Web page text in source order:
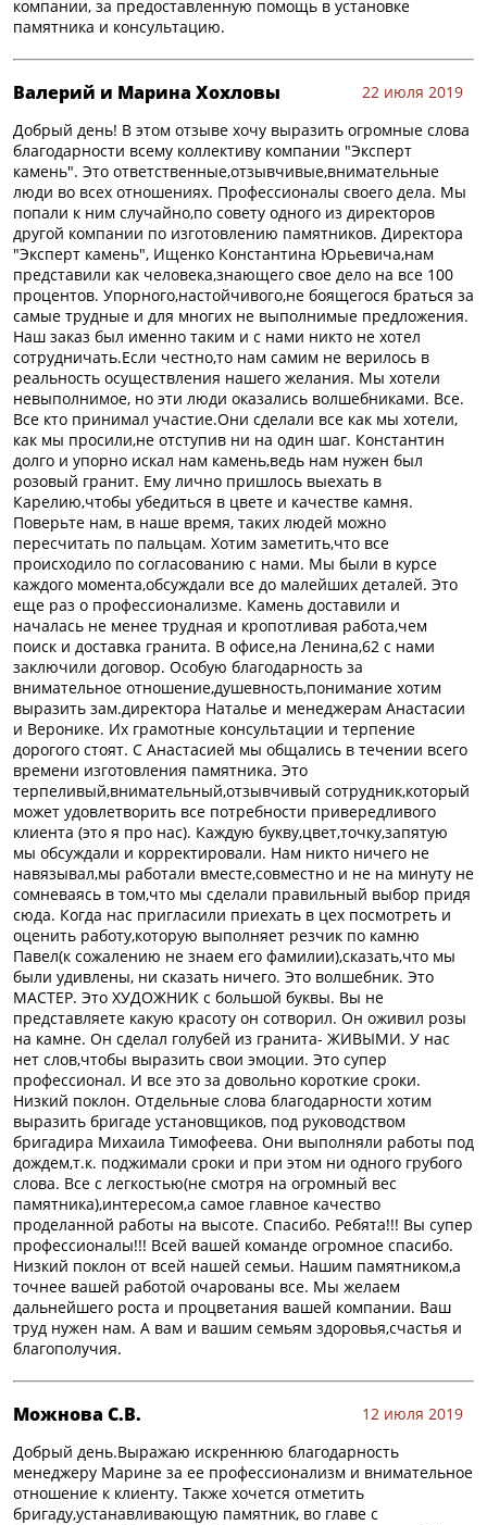
компании, за предоставленную помощь в установке
памятника и консультацию.
Валерий и Марина Хохловы
22 июля 2019
Добрый день! В этом отзыве хочу выразить огромные слова
благодарности всему коллективу компании "Эксперт
камень". Это ответственные,отзывчивые,внимательные
люди во всех отношениях. Профессионалы своего дела. Мы
попали к ним случайно,по совету одного из директоров
другой компании по изготовлению памятников. Директора
"Эксперт камень", Ищенко Константина Юрьевича,нам
представили как человека,знающего свое дело на все 100
процентов. Упорного,настойчивого,не боящегося браться за
самые трудные и для многих не выполнимые предложения.
Наш заказ был именно таким и с нами никто не хотел
сотрудничать.Если честно,то нам самим не верилось в
реальность осуществления нашего желания. Мы хотели
невыполнимое, но эти люди оказались волшебниками. Все.
Все кто принимал участие.Они сделали все как мы хотели,
как мы просили,не отступив ни на один шаг. Константин
долго и упорно искал нам камень,ведь нам нужен был
розовый гранит. Ему лично пришлось выехать в
Карелию,чтобы убедиться в цвете и качестве камня.
Поверьте нам, в наше время, таких людей можно
пересчитать по пальцам. Хотим заметить,что все
происходило по согласованию с нами. Мы были в курсе
каждого момента,обсуждали все до малейших деталей. Это
еще раз о профессионализме. Камень доставили и
началась не менее трудная и кропотливая работа,чем
поиск и доставка гранита. В офисе,на Ленина,62 с нами
заключили договор. Особую благодарность за
внимательное отношение,душевность,понимание хотим
выразить зам.директора Наталье и менеджерам Анастасии
и Веронике. Их грамотные консультации и терпение
дорогого стоят. С Анастасией мы общались в течении всего
времени изготовления памятника. Это
терпеливый,внимательный,отзывчивый сотрудник,который
может удовлетворить все потребности привередливого
клиента (это я про нас). Каждую букву,цвет,точку,запятую
мы обсуждали и корректировали. Нам никто ничего не
навязывал,мы работали вместе,совместно и не на минуту не
сомневаясь в том,что мы сделали правильный выбор придя
сюда. Когда нас пригласили приехать в цех посмотреть и
оценить работу,которую выполняет резчик по камню
Павел(к сожалению не знаем его фамилии),сказать,что мы
были удивлены, ни сказать ничего. Это волшебник. Это
МАСТЕР. Это ХУДОЖНИК с большой буквы. Вы не
представляете какую красоту он сотворил. Он оживил розы
на камне. Он сделал голубей из гранита- ЖИВЫМИ. У нас
нет слов,чтобы выразить свои эмоции. Это супер
профессионал. И все это за довольно короткие сроки.
Низкий поклон. Отдельные слова благодарности хотим
выразить бригаде установщиков, под руководством
бригадира Михаила Тимофеева. Они выполняли работы под
дождем,т.к. поджимали сроки и при этом ни одного грубого
слова. Все с легкостью(не смотря на огромный вес
памятника),интересом,а самое главное качество
проделанной работы на высоте. Спасибо. Ребята!!! Вы супер
профессионалы!!! Всей вашей команде огромное спасибо.
Низкий поклон от всей нашей семьи. Нашим памятником,а
точнее вашей работой очарованы все. Мы желаем
дальнейшего роста и процветания вашей компании. Ваш
труд нужен нам. А вам и вашим семьям здоровья,счастья и
благополучия.
Можнова С.В.
12 июля 2019
Добрый день.Выражаю искреннюю благодарность
менеджеру Марине за ее профессионализм и внимательное
отношение к клиенту. Также хочется отметить
бригаду,устанавливающую памятник, во главе с